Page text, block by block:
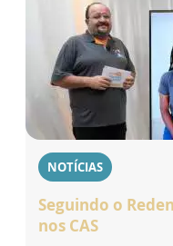
NOTÍCIAS
Seguindo o
nos CAS